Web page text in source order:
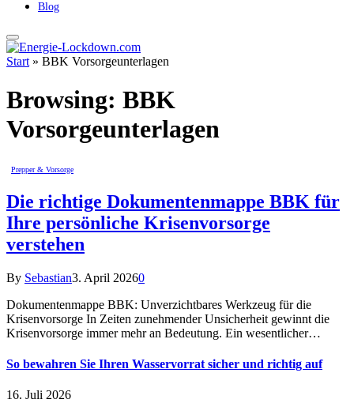
Blog
Start » BBK Vorsorgeunterlagen
Browsing: BBK
Vorsorgeunterlagen
Prepper & Vorsorge
Die richtige Dokumentenmappe BBK für
Ihre persönliche Krisenvorsorge
verstehen
By Sebastian3. April 20260
Dokumentenmappe BBK: Unverzichtbares Werkzeug für die
Krisenvorsorge In Zeiten zunehmender Unsicherheit gewinnt die
Krisenvorsorge immer mehr an Bedeutung. Ein wesentlicher…
So bewahren Sie Ihren Wasservorrat sicher und richtig auf
16. Juli 2026